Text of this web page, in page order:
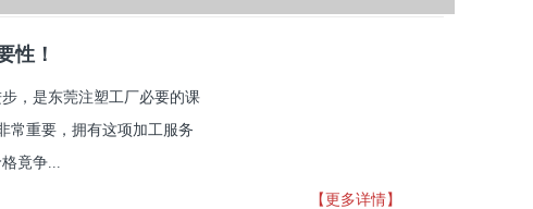
性！
，是东莞注塑工厂必要的课
常重要，拥有这项加工服务
竟争...
【更多详情】